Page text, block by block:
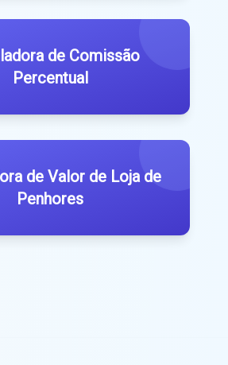
de Comissão
Percentual
de Valor de Loja de
Penhores